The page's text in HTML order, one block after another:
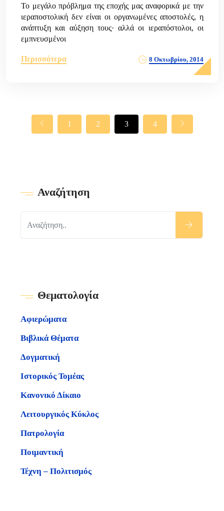
Το μεγάλο πρόβλημα της εποχής μας αναφορικά με την
ιεραποστολική δεν είναι οι οργανωμένες αποστολές, η
ανάπτυξη και αύξηση τους· αλλά οι ιεραπόστολοι, οι
εμπνευσμένοι
Περισσότερα 8 Οκτωβρίου, 2014
1 2 3 4
Αναζήτηση
Θεματολογία
Αφιερώματα
Βιβλικά Θέματα
Δογματική
Ιστορικός Τομέας
Κανονικό Δίκαιο
Λειτουργικός Κύκλος
Πατρολογία
Ποιμαντική
Τέχνη – Πολιτισμός